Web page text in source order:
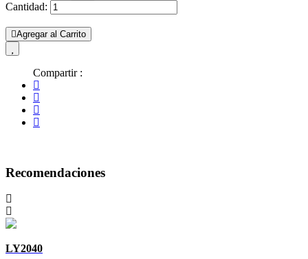
Cantidad:
Agregar al Carrito
Compartir :
Recomendaciones
LY2040